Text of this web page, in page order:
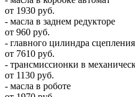
от 1930 руб.
- масла в заднем редукторе
от 960 руб.
- главного цилиндра сцепления
от 7610 руб.
- трансмиссионки в
от 1130 руб.
- масла в роботе